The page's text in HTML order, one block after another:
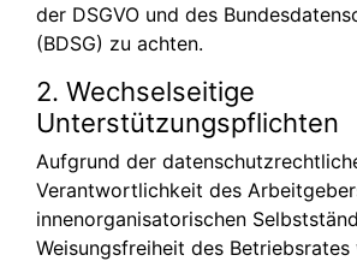
der DSGVO und des
(BDSG) zu achten.
2. Wechselseitige
Unterstützungspflichten
Aufgrund der
Verantwortlichkeit des
innenorganisatorischen
Weisungsfreiheit des Betriebsrates